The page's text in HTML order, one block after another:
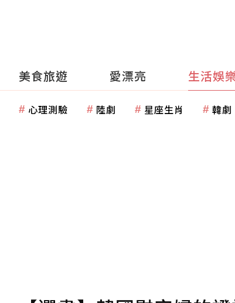
美食旅遊 愛漂亮 生活娛
心理測驗 陸劇 星座生肖 韓劇